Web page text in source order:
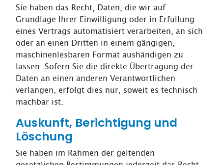
Sie haben das Recht, Daten, die wir auf
Grundlage Ihrer Einwilligung oder in Erfüllung
eines Vertrags automatisiert verarbeiten, an sich
oder an einen Dritten in einem gängigen,
maschinenlesbaren Format aushändigen zu
lassen. Sofern Sie die direkte Übertragung der
Daten an einen anderen Verantwortlichen
verlangen, erfolgt dies nur, soweit es technisch
machbar ist.
Auskunft, Berichtigung und
Löschung
Sie haben im Rahmen der geltenden